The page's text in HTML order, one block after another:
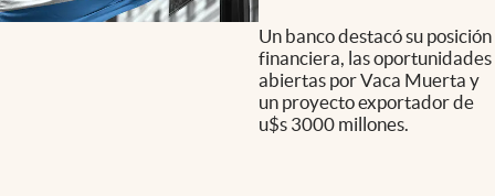
Un banco destacó su posición
financiera, las oportunidades
abiertas por Vaca Muerta y
un proyecto exportador de
u$s 3000 millones.